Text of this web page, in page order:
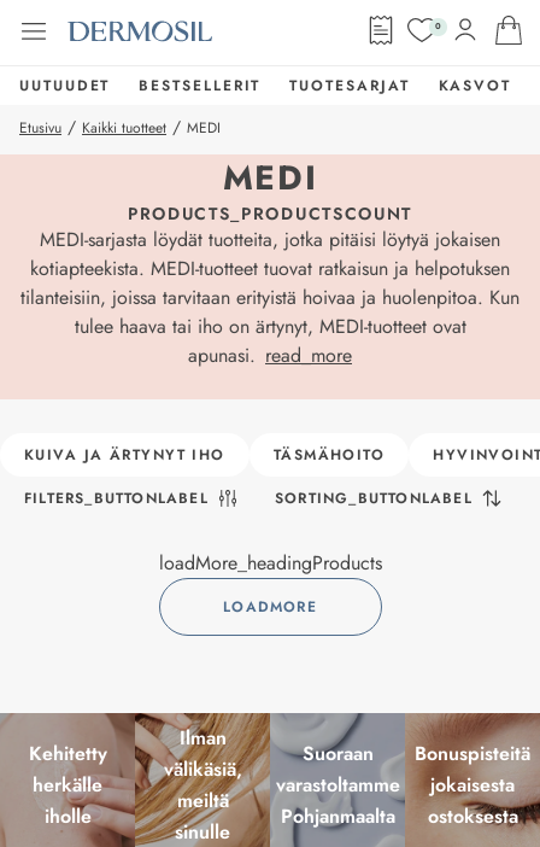
0
UUTUUDET BESTSELLERIT TUOTESARJAT
KASVOT
Etusivu / Kaikki tuotteet / MEDI
MEDI
PRODUCTS_PRODUCTSCOUNT
MEDI-sarjasta löydät tuotteita, jotka pitäisi löytyä jokaisen
kotiapteekista. MEDI-tuotteet tuovat ratkaisun ja helpotuksen
tilanteisiin, joissa tarvitaan erityistä hoivaa ja huolenpitoa. Kun
tulee haava tai iho on ärtynyt, MEDI-tuotteet ovat
apunasi. read_more
KUIVA JA ÄRTYNYT IHO TÄSMÄHOITO
FILTERS_BUTTONLABEL
SORTING_BUTTONLABEL
loadMore_headingProducts
LOADMORE
Kehitetty
herkälle
iholle
Ilman
välikäsiä,
meiltä
sinulle
Suoraan
varastoltamme
Pohjanmaalta
Bonuspisteitä
jokaisesta
ostoksesta